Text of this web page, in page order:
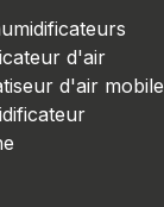
d'air
d'air mobile